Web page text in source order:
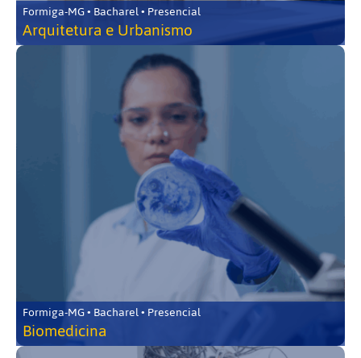
Formiga-MG • Bacharel • Presencial
Arquitetura e Urbanismo
Formiga-MG • Bacharel • Presencial
Biomedicina